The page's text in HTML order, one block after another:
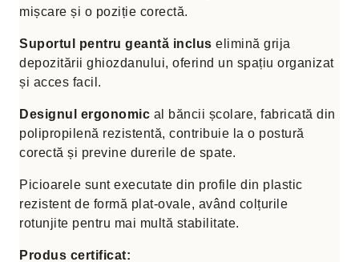
mișcare și o poziție corectă.
Suportul pentru geantă inclus elimină grija
depozitării ghiozdanului, oferind un spațiu organizat
și acces facil.
Designul ergonomic al băncii școlare, fabricată din
polipropilenă rezistentă, contribuie la o postură
corectă și previne durerile de spate.
Picioarele sunt executate din profile din plastic
rezistent de formă plat-ovale, având colțurile
rotunjite pentru mai multă stabilitate.
Produs certificat: